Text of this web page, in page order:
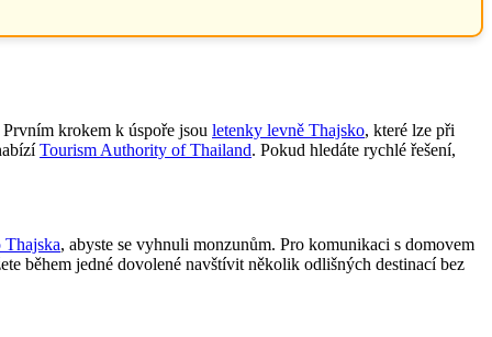
krokem k úspoře jsou letenky levně Thajsko, které lze při
Tourism Authority of Thailand. Pokud hledáte rychlé řešení,
, abyste se vyhnuli monzunům. Pro komunikaci s domovem
během jedné dovolené navštívit několik odlišných destinací bez